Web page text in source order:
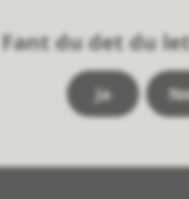
Fant du det du
Ja